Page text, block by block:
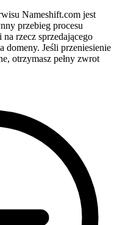
Nameshift.com jest
przebieg procesu
rzecz sprzedającego
domeny. Jeśli przeniesienie
otrzymasz pełny zwrot